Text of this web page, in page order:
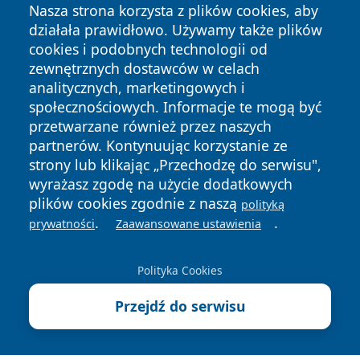
Nasza strona korzysta z plików cookies, aby
działała prawidłowo. Używamy także plików
cookies i podobnych technologii od
zewnętrznych dostawców w celach
analitycznych, marketingowych i
społecznościowych. Informacje te mogą być
przetwarzane również przez naszych
partnerów. Kontynuując korzystanie ze
strony lub klikając „Przechodzę do serwisu",
wyrażasz zgodę na użycie dodatkowych
plików cookies zgodnie z naszą polityką
prywatności. Zaawansowane ustawienia .
Polityka Cookies
Przejdź do serwisu
Copyright © 2026 szczecin4u.pl Wszystkie prawa zastrzeżone.
News Autorzy
Polityka
Prywatności
Polityka
Cookies